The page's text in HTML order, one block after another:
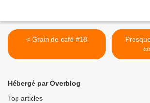
< Grain de café #18
Hébergé par Overblog
Top articles